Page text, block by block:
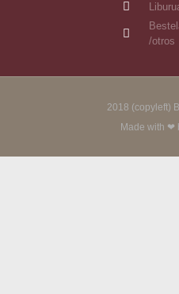
/otros
2018 (copyleft)
Made with ❤